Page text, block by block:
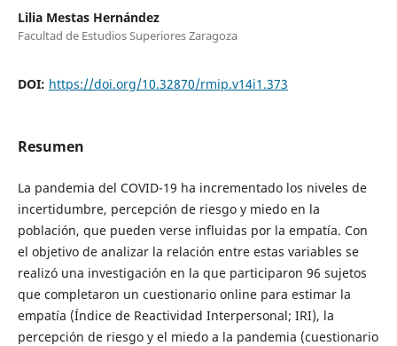
Lilia Mestas Hernández
Facultad de Estudios Superiores Zaragoza
DOI: https://doi.org/10.32870/rmip.v14i1.373
Resumen
La pandemia del COVID-19 ha incrementado los niveles de
incertidumbre, percepción de riesgo y miedo en la
población, que pueden verse influidas por la empatía. Con
el objetivo de analizar la relación entre estas variables se
realizó una investigación en la que participaron 96 sujetos
que completaron un cuestionario online para estimar la
empatía (Índice de Reactividad Interpersonal; IRI), la
percepción de riesgo y el miedo a la pandemia (cuestionario